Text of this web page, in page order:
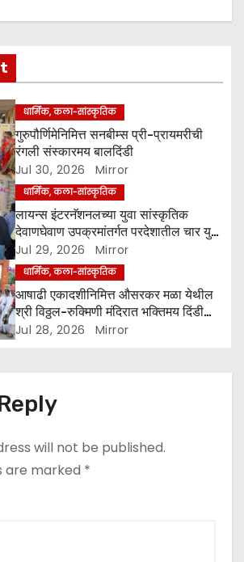
धार्मिक, कला-सांस्कृतिक
गुरुपौर्णिमेनिमित्त सनबीम्स प्री-प्रायमरीची
रंगली संस्कारमय बालदिंडी
Jul 30, 2026 Mirror
धार्मिक, कला-सांस्कृतिक
लायन्स इंटरनॅशनलच्या युवा सांस्कृतिक
देवाणघेवाण उपक्रमांतर्गत परदेशातील चार युवा
प्रतिनिधी अहिल्यानगरात
Jul 29, 2026 Mirror
धार्मिक, कला-सांस्कृतिक
आषाढी एकादशीनिमित्त औसरकर मळा येथील
श्री विठ्ठल-रुक्मिणी मंदिरात भक्तिमय दिंडी
सोहळा उत्साहात
Jul 28, 2026 Mirror
will not be published.
are marked *